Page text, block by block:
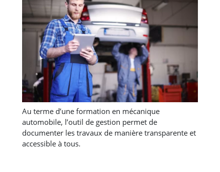
Au terme d’une formation en mécanique
automobile, l’outil de gestion permet de
documenter les travaux de manière transparente et
accessible à tous.